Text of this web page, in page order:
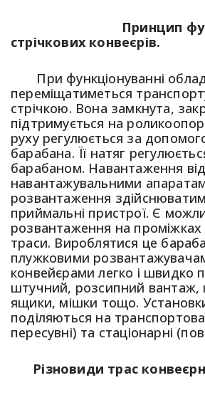
Принцип
стрічкових конвеєрів.
При функціонуванні
переміщатиметься
стрічкою. Вона замкнута,
підтримується на
руху регулюється за
барабана. Її натяг
барабаном. Навантаження
навантажувальними
розвантаження
приймальні пристрої. Є
розвантаження на проміжках
траси. Вироблятися це
плужковими
конвейєрами легко і швидко
штучний, розсипний вантаж,
ящики, мішки тощо.
поділяються на
пересувні) та стаціонарні
Різновиди трас